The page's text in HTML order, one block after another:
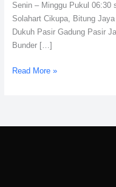
Senin – Minggu Pukul 06:30
Solahart Cikupa, Bitung
Dukuh Pasir Gadung Pasir
Bunder […]
Read More »